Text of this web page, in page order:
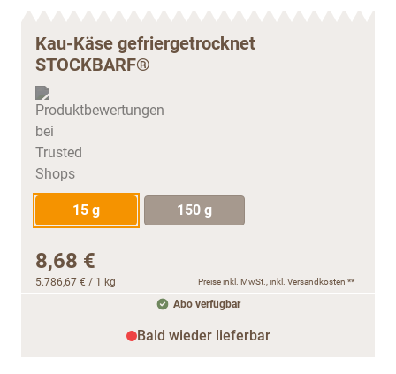
Kau-Käse gefriergetrocknet
STOCKBARF®
15 g 150 g
8,68 €
5.786,67 € / 1 kg Preise inkl. MwSt., inkl. Versandkosten **
Abo verfügbar
Bald wieder lieferbar